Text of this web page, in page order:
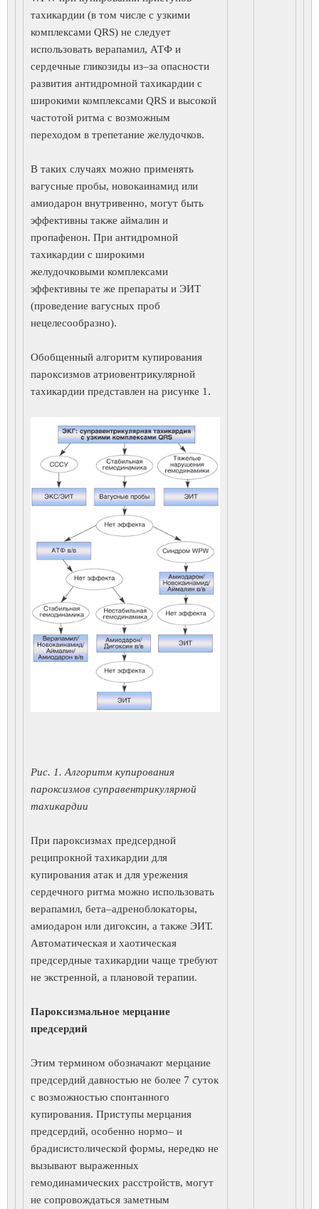
тахикардии (в том числе с узкими
комплексами QRS) не следует
использовать верапамил, АТФ и
сердечные гликозиды из–за опасности
развития антидромной тахикардии с
широкими комплексами QRS и высокой
частотой ритма с возможным
переходом в трепетание желудочков.
В таких случаях можно применять
вагусные пробы, новокаинамид или
амиодарон внутривенно, могут быть
эффективны также аймалин и
пропафенон. При антидромной
тахикардии с широкими
желудочковыми комплексами
эффективны те же препараты и ЭИТ
(проведение вагусных проб
нецелесообразно).
Обобщенный алгоритм купирования
пароксизмов атриовентрикулярной
тахикардии представлен на рисунке 1.
Рис. 1. Алгоритм купирования
пароксизмов суправентрикулярной
тахикардии
При пароксизмах предсердной
реципрокной тахикардии для
купирования атак и для урежения
сердечного ритма можно использовать
верапамил, бета–адреноблокаторы,
амиодарон или дигоксин, а также ЭИТ.
Автоматическая и хаотическая
предсердные тахикардии чаще требуют
не экстренной, а плановой терапии.
Пароксизмальное мерцание
предсердий
Этим термином обозначают мерцание
предсердий давностью не более 7 суток
с возможностью спонтанного
купирования. Приступы мерцания
предсердий, особенно нормо– и
брадисистолической формы, нередко не
вызывают выраженных
гемодинамических расстройств, могут
не сопровождаться заметным